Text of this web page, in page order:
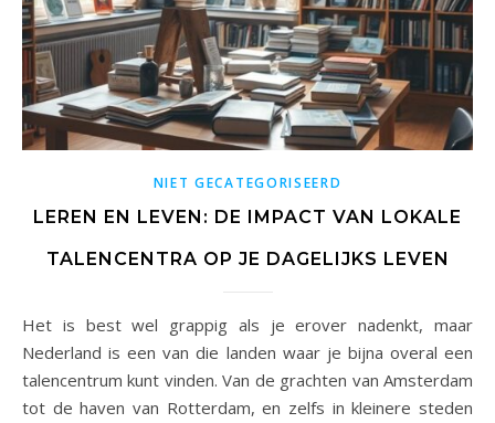
NIET GECATEGORISEERD
LEREN EN LEVEN: DE IMPACT VAN LOKALE
TALENCENTRA OP JE DAGELIJKS LEVEN
Het is best wel grappig als je erover nadenkt, maar
Nederland is een van die landen waar je bijna overal een
talencentrum kunt vinden. Van de grachten van Amsterdam
tot de haven van Rotterdam, en zelfs in kleinere steden